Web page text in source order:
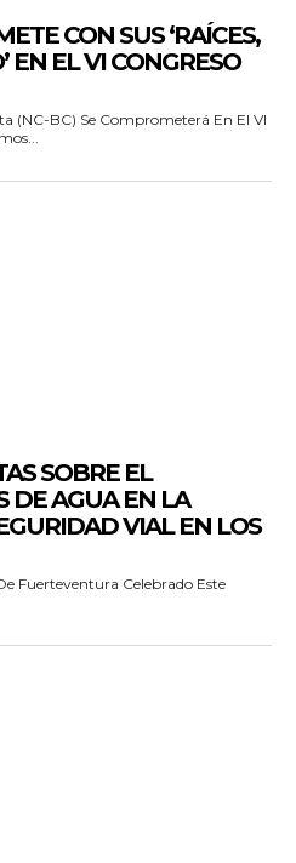
CON SUS ‘RAÍCES,
EN EL VI CONGRESO
(NC-BC) Se Comprometerá En El VI
SOBRE EL
DE AGUA EN LA
VIAL EN LOS
Fuerteventura Celebrado Este